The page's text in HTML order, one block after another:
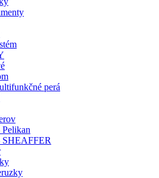
perá
Pelikan
SHEAFFER